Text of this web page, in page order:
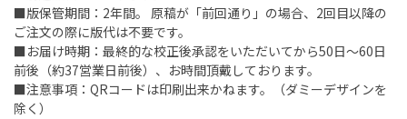
■版保管期間：2年間。 原稿が「前回通り」の場合、2回目以降の
ご注文の際に版代は不要です。
■お届け時期：最終的な校正後承認をいただいてから50日～60日
前後（約37営業日前後）、お時間頂戴しております。
■注意事項：QRコードは印刷出来かねます。（ダミーデザインを
除く）